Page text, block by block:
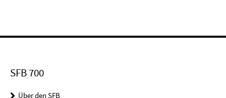
SFB 700
Über den SFB